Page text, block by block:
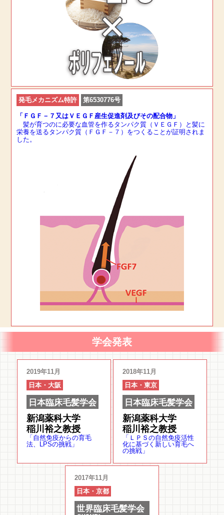
発毛メカニズム特許 第6530776号
「ＦＧＦ－７又はＶＥＧＦ産生促進剤及びその配合物」
髪が育つのに必要な血管を作るタンパク質（ＶＥＧＦ）と髪に
栄養を送るタンパク質（ＦＧＦ－７）をつくることが証明されま
した。
学会発表
2019年11月
日本・大阪
日本臨床毛髪学会
新潟薬科大学
稲川裕之教授
「自然免疫からの育毛
法、LPSの挑戦」
2018年11月
日本・東京
日本臨床毛髪学会
新潟薬科大学
稲川裕之教授
「ＬＰＳの自然免疫活性
化に基づく新しい育毛へ
の挑戦」
2017年11月
日本・京都
世界臨床毛髪学会